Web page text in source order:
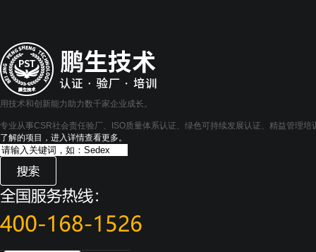
用技术和创新能力助力数千家企业成长。
专业从事CSR社会责任验厂、ISO质量体系认证、绿色可持续发展认证、精益管理
了解的项目，进入详情查看更多。